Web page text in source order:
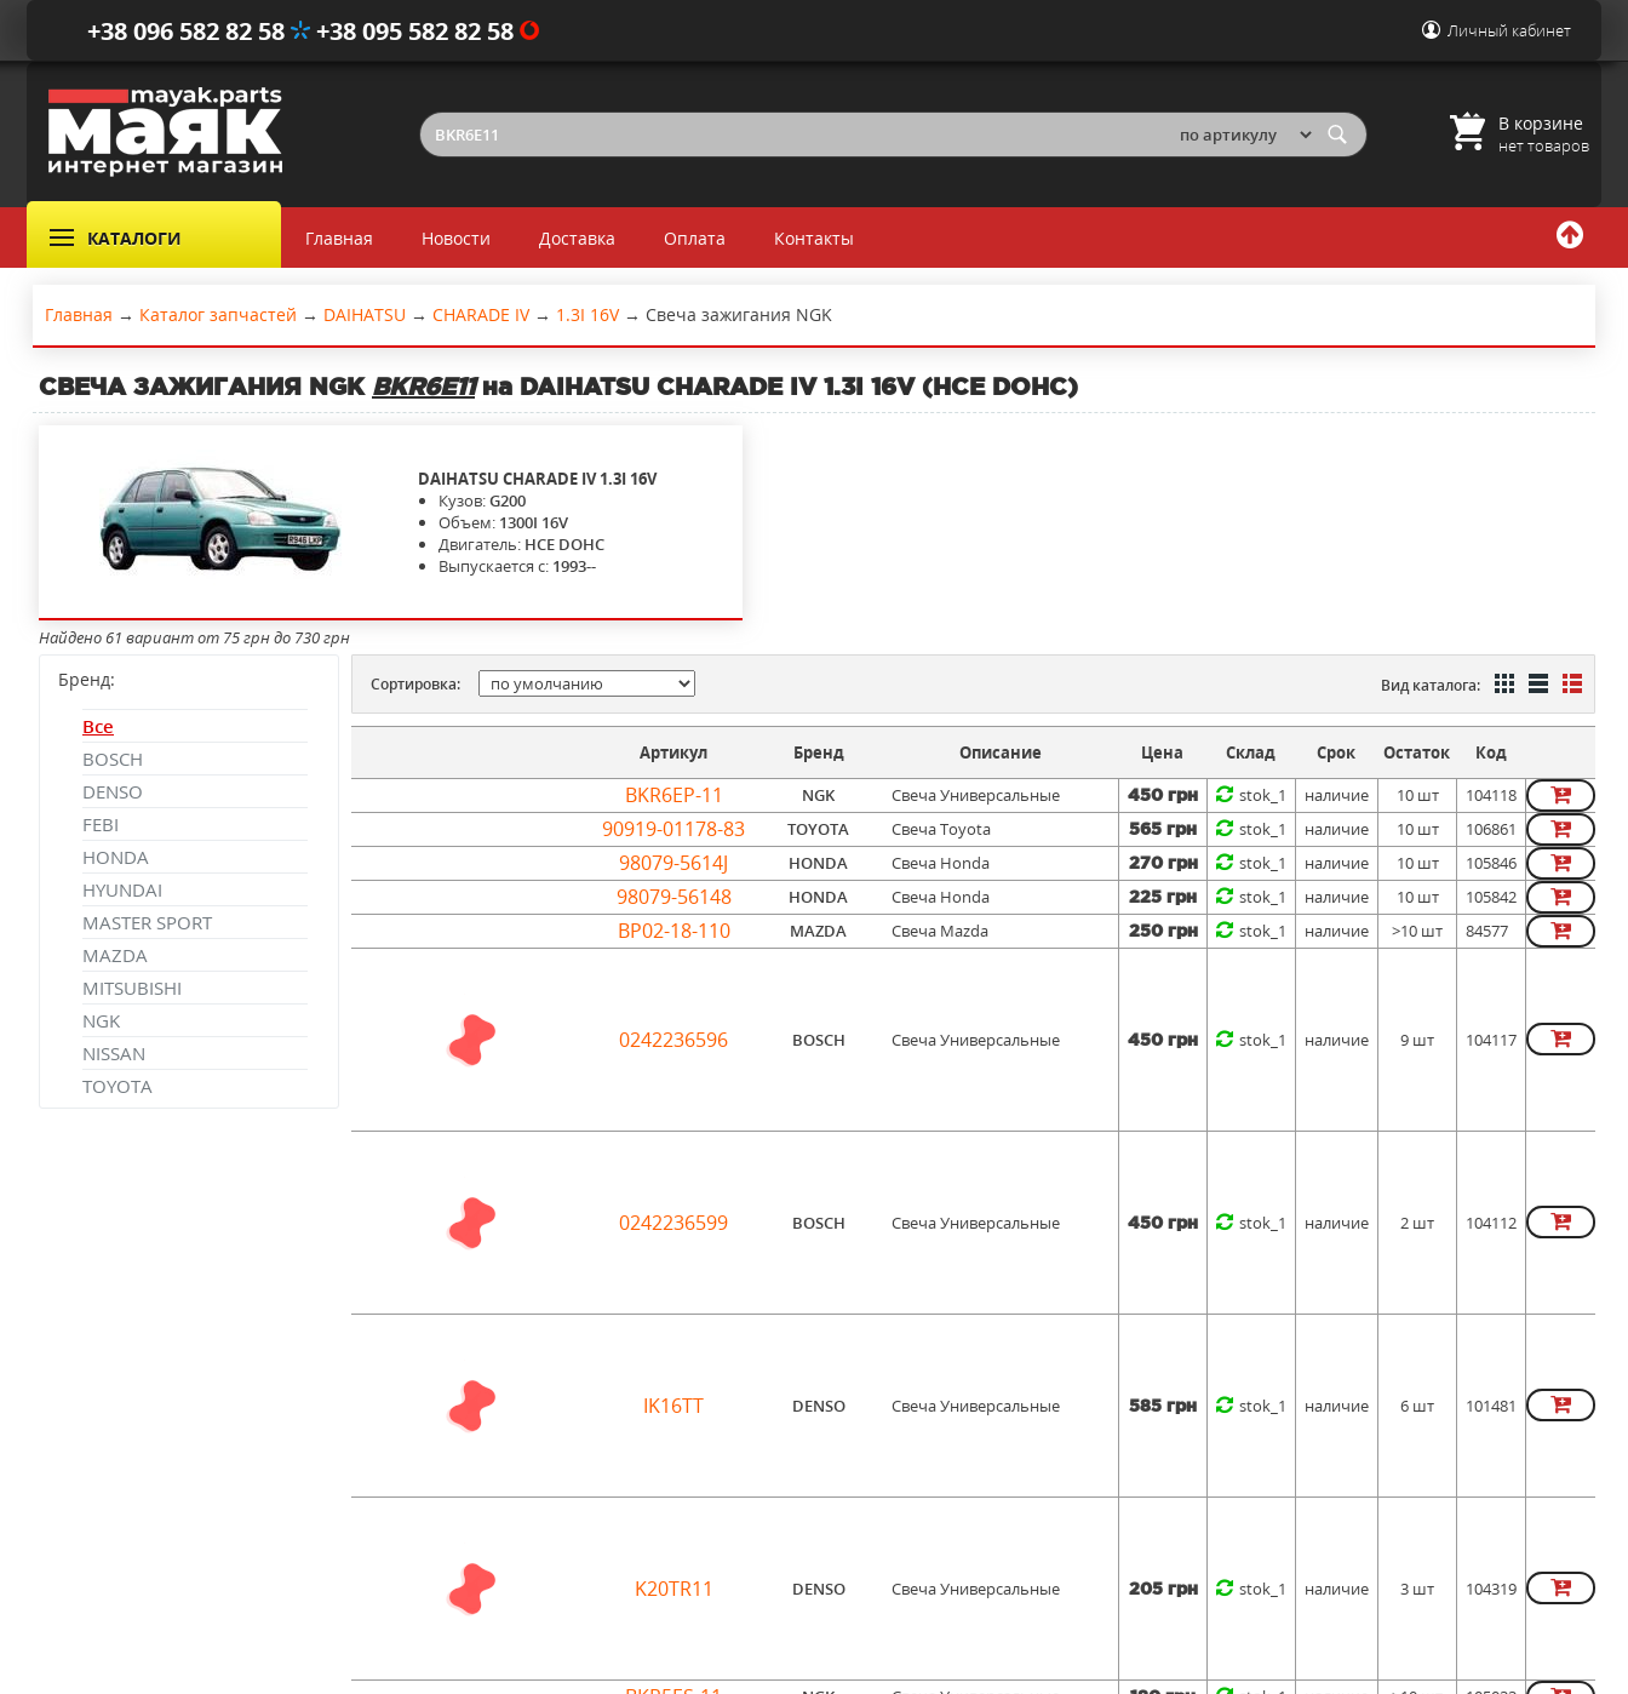
+38 096 582 82 58 +38 095 582 82 58 Личный кабинет
В корзине
нет товаров
КАТАЛОГИ Главная Новости Доставка Оплата Контакты
Главная → Каталог запчастей → DAIHATSU → CHARADE IV → 1.3I 16V → Свеча зажигания NGK
СВЕЧА ЗАЖИГАНИЯ NGK BKR6E11на DAIHATSU CHARADE IV 1.3I 16V (HCE DOHC)
DAIHATSU CHARADE IV 1.3I 16V
Кузов:G200
Объем: 1300I 16V
Двигатель: HCE DOHC
Выпускается с: 1993--
Найдено 61 вариант от 75 грн до 730 грн
Бренд:
Все
BOSCH
DENSO
FEBI
HONDA
HYUNDAI
MASTER SPORT
MAZDA
MITSUBISHI
NGK
NISSAN
TOYOTA
Сортировка: Вид каталога:
Артикул Бренд Описание Цена Склад Срок Остаток Код
BKR6EP-11 NGK Свеча Универсальные 450 грн stok_1 наличие 10 шт 104118
90919-01178-83 TOYOTA Свеча Toyota 565 грн stok_1 наличие 10 шт 106861
98079-5614J HONDA Свеча Honda 270 грн stok_1 наличие 10 шт 105846
98079-56148 HONDA Свеча Honda 225 грн stok_1 наличие 10 шт 105842
BP02-18-110 MAZDA Свеча Mazda 250 грн stok_1 наличие >10 шт 84577
0242236596 BOSCH Свеча Универсальные 450 грн stok_1 наличие 9 шт 104117
0242236599 BOSCH Свеча Универсальные 450 грн stok_1 наличие 2 шт 104112
IK16TT DENSO Свеча Универсальные 585 грн stok_1 наличие 6 шт 101481
K20TR11 DENSO Свеча Универсальные 205 грн stok_1 наличие 3 шт 104319